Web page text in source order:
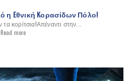
η Eθνική Kορασίδων Πόλο!
κορίτσια!Απέναντι στην...
Read more